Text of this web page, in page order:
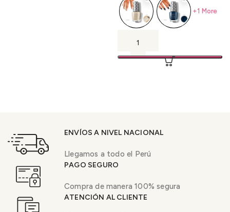
+1 More
ENVÍOS A NIVEL NACIONAL
Llegamos a todo el Perú
PAGO SEGURO
Compra de manera 100% segura
ATENCIÓN AL CLIENTE